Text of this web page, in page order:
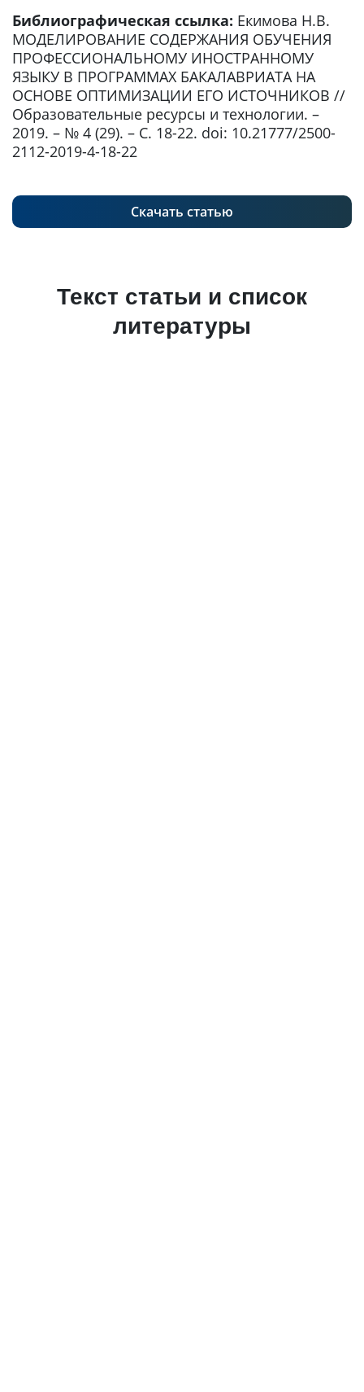
Библиографическая ссылка: Екимова Н.В.
МОДЕЛИРОВАНИЕ СОДЕРЖАНИЯ ОБУЧЕНИЯ
ПРОФЕССИОНАЛЬНОМУ ИНОСТРАННОМУ
ЯЗЫКУ В ПРОГРАММАХ БАКАЛАВРИАТА НА
ОСНОВЕ ОПТИМИЗАЦИИ ЕГО ИСТОЧНИКОВ //
Образовательные ресурсы и технологии. –
2019. – № 4 (29). – С. 18-22. doi: 10.21777/2500-
2112-2019-4-18-22
Скачать статью
Текст статьи и список
литературы